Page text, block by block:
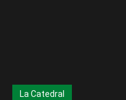
La Catedral